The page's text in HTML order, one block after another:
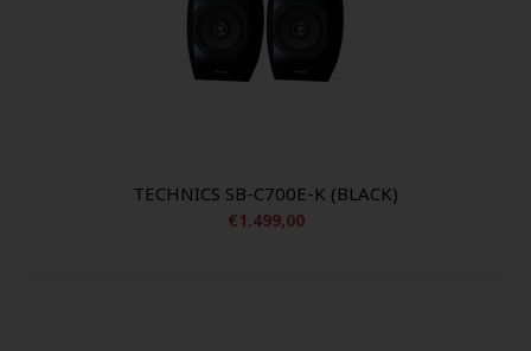
TECHNICS SB-C700E-K (BLACK)
€1.499,00